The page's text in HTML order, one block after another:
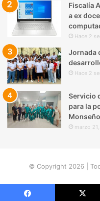
Fiscalía
a ex
Hace 2
Jornada
Hace 2
Servicio
para la
marzo
© Copyright 2026 |